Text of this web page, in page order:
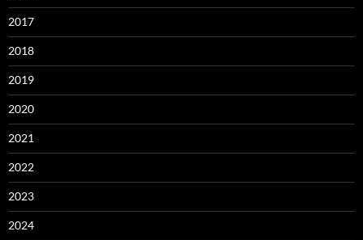
2017
2018
2019
2020
2021
2022
2023
2024